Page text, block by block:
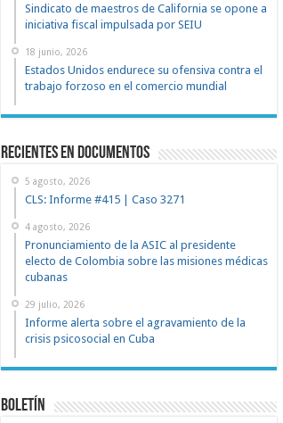
Sindicato de maestros de California se opone a
iniciativa fiscal impulsada por SEIU
18 junio, 2026
Estados Unidos endurece su ofensiva contra el
trabajo forzoso en el comercio mundial
recientes en documentos
5 agosto, 2026
CLS: Informe #415 | Caso 3271
4 agosto, 2026
Pronunciamiento de la ASIC al presidente
electo de Colombia sobre las misiones médicas
cubanas
29 julio, 2026
Informe alerta sobre el agravamiento de la
crisis psicosocial en Cuba
Boletín